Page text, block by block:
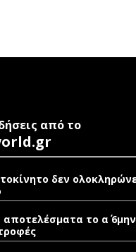
από το
δεν
αποτελέσματα το α΄